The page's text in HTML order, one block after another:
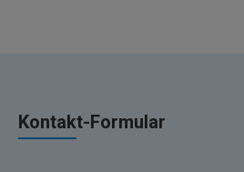
Kontakt-Formular